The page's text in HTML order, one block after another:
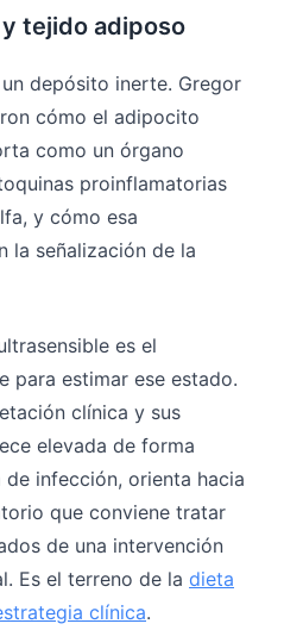
tejido adiposo
depósito inerte. Gregor
cómo el adipocito
como un órgano
proinflamatorias
y cómo esa
la señalización de la
es el
para estimar ese estado.
clínica y sus
elevada de forma
de infección, orienta hacia
que conviene tratar
de una intervención
Es el terreno de la dieta
clínica.